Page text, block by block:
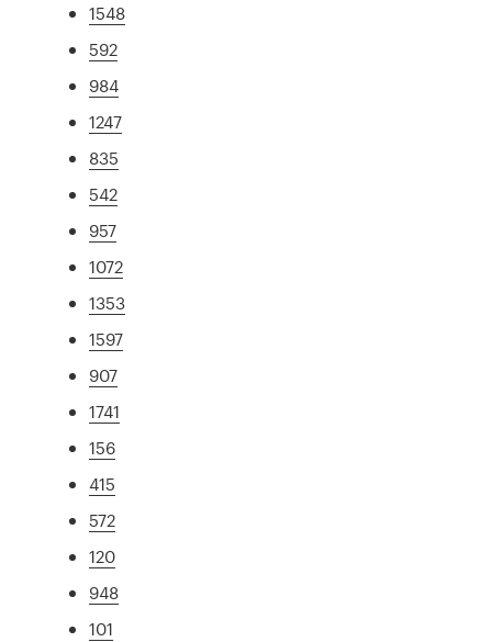
1548
592
984
1247
835
542
957
1072
1353
1597
907
1741
156
415
572
120
948
101